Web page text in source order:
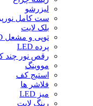
لیزرشو
ست کامل
بلک لایت
توپی و مشعل LED
پرده LED
رقص نور چند
مووینگ
استیج کف
فلاشر ها
میز LED
رینگ لایت